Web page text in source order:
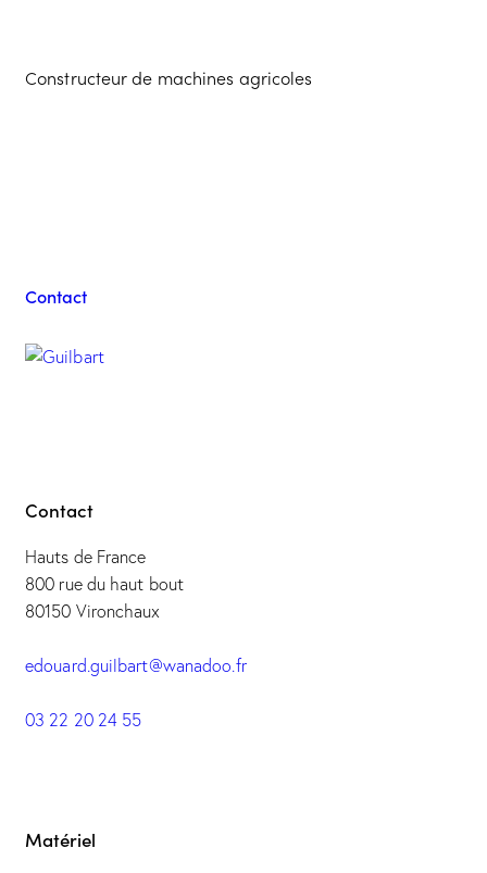
Constructeur de machines agricoles
Contact
Contact
Hauts de France
800 rue du haut bout
80150 Vironchaux
edouard.guilbart@wanadoo.fr
03 22 20 24 55
Matériel